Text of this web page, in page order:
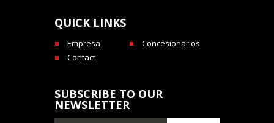
QUICK LINKS
Empresa
Concesionarios
Contact
SUBSCRIBE TO OUR
NEWSLETTER